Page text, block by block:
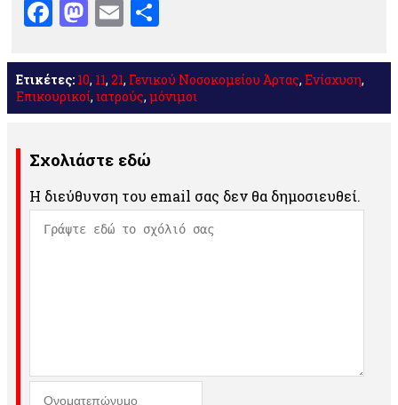
Facebook
Mastodon
Email
Ετικέτες: 10, 11, 21, Γενικού Νοσοκομείου Άρτας, Ενίσχυση,
Επικουρικοί, ιατρούς, μόνιμοι
Σχολιάστε εδώ
Η διεύθυνση του email σας δεν θα δημοσιευθεί.